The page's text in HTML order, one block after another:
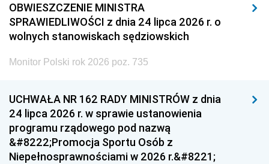
OBWIESZCZENIE MINISTRA
SPRAWIEDLIWOŚCI z dnia 24 lipca 2026 r. o
wolnych stanowiskach sędziowskich
Monitor Polski rok 2026 poz. 735
UCHWAŁA NR 162 RADY MINISTRÓW z dnia
24 lipca 2026 r. w sprawie ustanowienia
programu rządowego pod nazwą
&#8222;Promocja Sportu Osób z
Niepełnosprawnościami w 2026 r.&#8221;